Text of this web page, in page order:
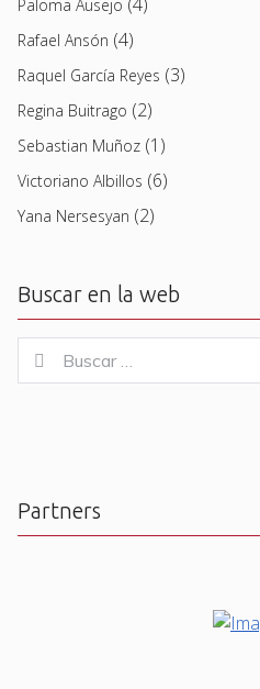
Paloma Ausejo
Rafael Ansón (4)
Raquel García Reyes (3)
Regina Buitrago (2)
Sebastian Muñoz (1)
Victoriano Albillos (6)
Yana Nersesyan (2)
Buscar en la web
for:
Buscar
Partners